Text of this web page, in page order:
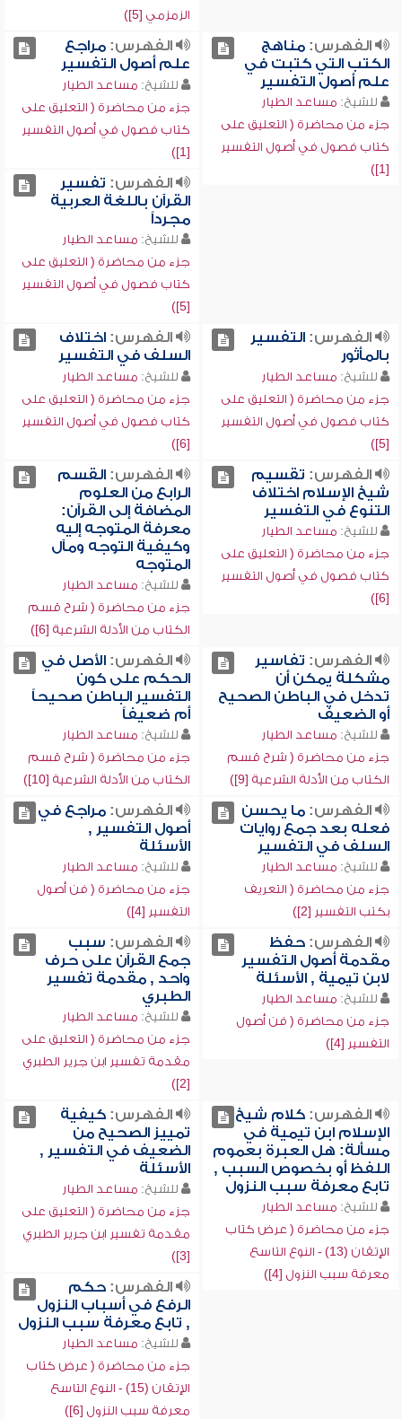
الزمزمي [5])
الفهرس:مناهج
الكتب التي كتبت في
علم أصول التفسير
للشيخ: مساعد الطيار
جزء من محاضرة ( التعليق على
كتاب فصول في أصول التفسير
[1])
الفهرس:مراجع
علم أصول التفسير
للشيخ: مساعد الطيار
جزء من محاضرة ( التعليق على
كتاب فصول في أصول التفسير
[1])
الفهرس: تفسير
القرآن باللغة العربية
مجرداً
للشيخ: مساعد الطيار
جزء من محاضرة ( التعليق على
كتاب فصول في أصول التفسير
[5])
الفهرس:التفسير
بالمأثور
للشيخ: مساعد الطيار
جزء من محاضرة ( التعليق على
كتاب فصول في أصول التفسير
[5])
الفهرس:اختلاف
السلف في التفسير
للشيخ: مساعد الطيار
جزء من محاضرة ( التعليق على
كتاب فصول في أصول التفسير
[6])
الفهرس: تقسيم
شيخ الإسلام اختلاف
التنوع في التفسير
للشيخ: مساعد الطيار
جزء من محاضرة ( التعليق على
كتاب فصول في أصول التفسير
[6])
الفهرس:القسم
الرابع من العلوم
المضافة إلى القرآن:
معرفة المتوجه إليه
وكيفية التوجه ومآل
المتوجه
للشيخ: مساعد الطيار
جزء من محاضرة ( شرح قسم
الكتاب من الأدلة الشرعية [6])
الفهرس: تفاسير
مشكلة يمكن أن
تدخل في الباطن الصحيح
أو الضعيف
للشيخ: مساعد الطيار
جزء من محاضرة ( شرح قسم
الكتاب من الأدلة الشرعية [9])
الفهرس:الأصل في
الحكم على كون
التفسير الباطن صحيحاً
أم ضعيفاً
للشيخ: مساعد الطيار
جزء من محاضرة ( شرح قسم
الكتاب من الأدلة الشرعية [10])
الفهرس:ما يحسن
فعله بعد جمع روايات
السلف في التفسير
للشيخ: مساعد الطيار
جزء من محاضرة ( التعريف
بكتب التفسير [2])
الفهرس:مراجع في
أصول التفسير ,
الأسئلة
للشيخ: مساعد الطيار
جزء من محاضرة ( فن أصول
التفسير [4])
الفهرس:حفظ
مقدمة أصول التفسير
لابن تيمية , الأسئلة
للشيخ: مساعد الطيار
جزء من محاضرة ( فن أصول
التفسير [4])
الفهرس: سبب
جمع القرآن على حرف
واحد , مقدمة تفسير
الطبري
للشيخ: مساعد الطيار
جزء من محاضرة ( التعليق على
مقدمة تفسير ابن جرير الطبري
[2])
الفهرس:كلام شيخ
الإسلام ابن تيمية في
مسألة: هل العبرة بعموم
اللفظ أو بخصوص السبب ,
تابع معرفة سبب النزول
للشيخ: مساعد الطيار
جزء من محاضرة ( عرض كتاب
الإتقان (13) - النوع التاسع
معرفة سبب النزول [4])
الفهرس:كيفية
تمييز الصحيح من
الضعيف في التفسير ,
الأسئلة
للشيخ: مساعد الطيار
جزء من محاضرة ( التعليق على
مقدمة تفسير ابن جرير الطبري
[3])
الفهرس:حكم
الرفع في أسباب النزول
, تابع معرفة سبب النزول
للشيخ: مساعد الطيار
جزء من محاضرة ( عرض كتاب
الإتقان (15) - النوع التاسع
معرفة سبب النزول [6])